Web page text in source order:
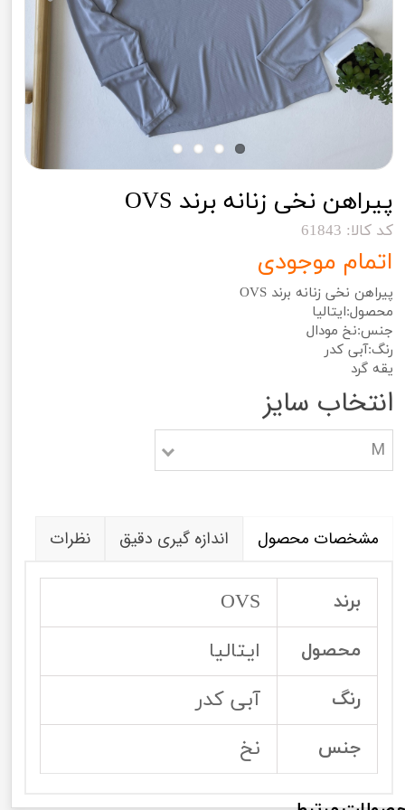
پیراهن نخی زنانه برند OVS
کد کالا: 61843
اتمام موجودی
پیراهن نخی زنانه برند OVS
محصول:ایتالیا
جنس:نخ مودال
رنگ:آبی کدر
یقه گرد
انتخاب سایز
M
مشخصات محصول اندازه گیری دقیق نظرات
برند OVS
محصول ایتالیا
رنگ آبی کدر
جنس نخ